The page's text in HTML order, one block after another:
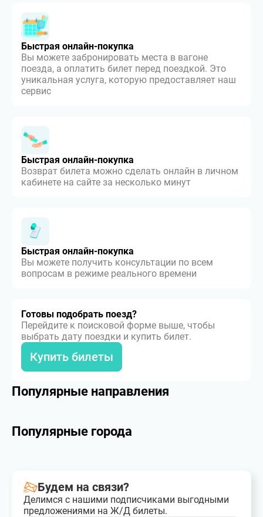
Быстрая онлайн-покупка
Вы можете забронировать места в вагоне
поезда, а оплатить билет перед поездкой. Это
уникальная услуга, которую предоставляет наш
сервис
Быстрая онлайн-покупка
Возврат билета можно сделать онлайн в личном
кабинете на сайте за несколько минут
Быстрая онлайн-покупка
Вы можете получить консультации по всем
вопросам в режиме реального времени
Готовы подобрать поезд?
Перейдите к поисковой форме выше, чтобы
выбрать дату поездки и купить билет.
Купить билеты
Популярные направления
Популярные города
Будем на связи?
Делимся с нашими подписчиками выгодными
предложениями на Ж/Д билеты.